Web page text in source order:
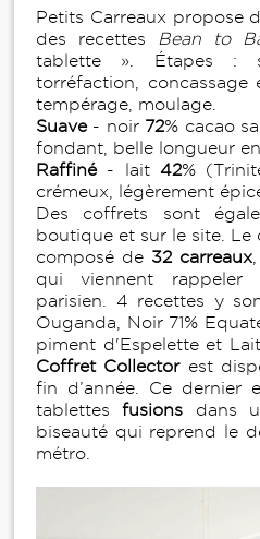
Petits Carreaux propose
des recettes
Bean to
tablette ». Étapes :
torréfaction, concassage
tempérage, moulage.
Suave- noir 72% cacao
fondant, belle longueur
Raffiné- lait 42%
crémeux, légèrement
Des coffrets sont
boutique et sur le site. Le
composé de 32 carreaux
qui viennent
parisien. 4 recettes y
Ouganda, Noir 71%
piment d'Espelette et
Coffret Collector est
fin d’année. Ce dernier
tablettesfusions dans
biseauté qui reprend le
métro.